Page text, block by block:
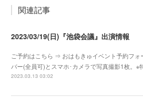
関連記事
2023/03/19(日)『池袋会議』出演情報
ご予約はこちら ⇒ おはもきゅイベント予約フォ
バー(全員可)とスマホ･カメラで写真撮影1枚。※
2023.03.13 03:02